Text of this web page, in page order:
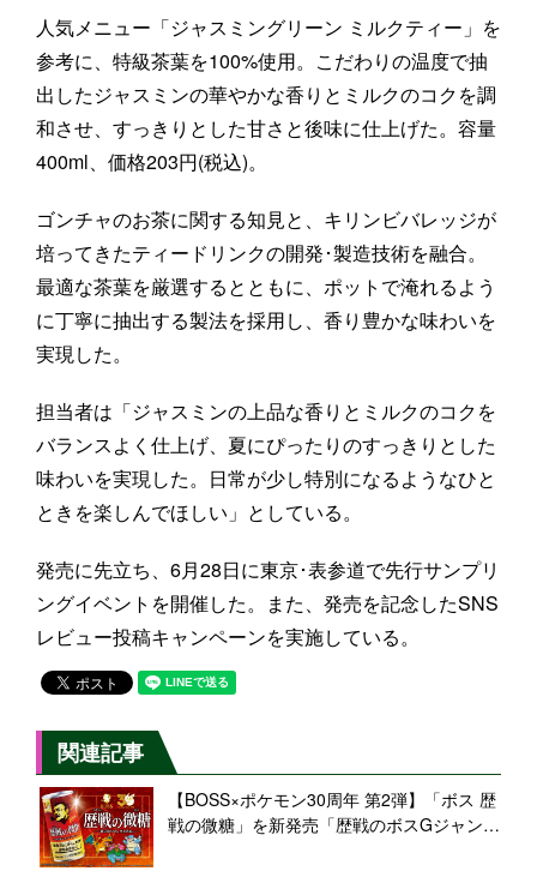
人気メニュー「ジャスミングリーン ミルクティー」を
参考に、特級茶葉を100%使用。こだわりの温度で抽
出したジャスミンの華やかな香りとミルクのコクを調
和させ、すっきりとした甘さと後味に仕上げた。容量
400ml、価格203円(税込)。
ゴンチャのお茶に関する知見と、キリンビバレッジが
培ってきたティードリンクの開発･製造技術を融合。
最適な茶葉を厳選するとともに、ポットで淹れるよう
に丁寧に抽出する製法を採用し、香り豊かな味わいを
実現した。
担当者は「ジャスミンの上品な香りとミルクのコクを
バランスよく仕上げ、夏にぴったりのすっきりとした
味わいを実現した。日常が少し特別になるようなひと
ときを楽しんでほしい」としている。
発売に先立ち、6月28日に東京･表参道で先行サンプリ
ングイベントを開催した。また、発売を記念したSNS
レビュー投稿キャンペーンを実施している。
関連記事
【BOSS×ポケモン30周年 第2弾】「ボス 歴
戦の微糖」を新発売「歴戦のボスGジャン」